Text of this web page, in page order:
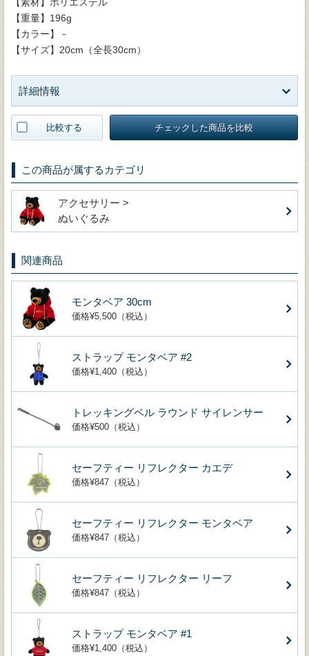
【重量】196g
【カラー】－
【サイズ】20cm（全長30cm）
詳細情報
比較する チェックした商品を比較
この商品が属するカテゴリ
アクセサリー >
ぬいぐるみ
関連商品
モンタベア 30cm
価格¥5,500（税込）
ストラップ モンタベア #2
価格¥1,400（税込）
トレッキングベル ラウンド サイレンサー
価格¥500（税込）
セーフティー リフレクター カエデ
価格¥847（税込）
セーフティー リフレクター モンタベア
価格¥847（税込）
セーフティー リフレクター リーフ
価格¥847（税込）
ストラップ モンタベア #1
価格¥1,400（税込）